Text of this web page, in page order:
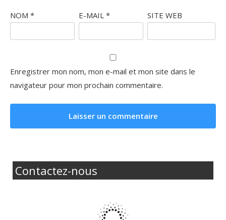
NOM * E-MAIL * SITE WEB
Enregistrer mon nom, mon e-mail et mon site dans le
navigateur pour mon prochain commentaire.
Contactez-nous